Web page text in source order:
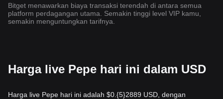
Bitget menawarkan biaya transaksi terendah di antara semua
platform perdagangan utama. Semakin tinggi level VIP kamu,
semakin menguntungkan tarifnya.
Harga live Pepe hari ini dalam USD
Harga live Pepe hari ini adalah $0.{​5}2889 USD, dengan